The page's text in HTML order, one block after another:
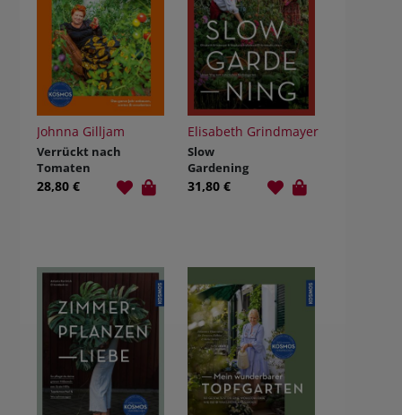
Johnna Gilljam
Verrückt nach
Tomaten
28,80 €
Elisabeth Grindmayer
Slow
Gardening
31,80 €